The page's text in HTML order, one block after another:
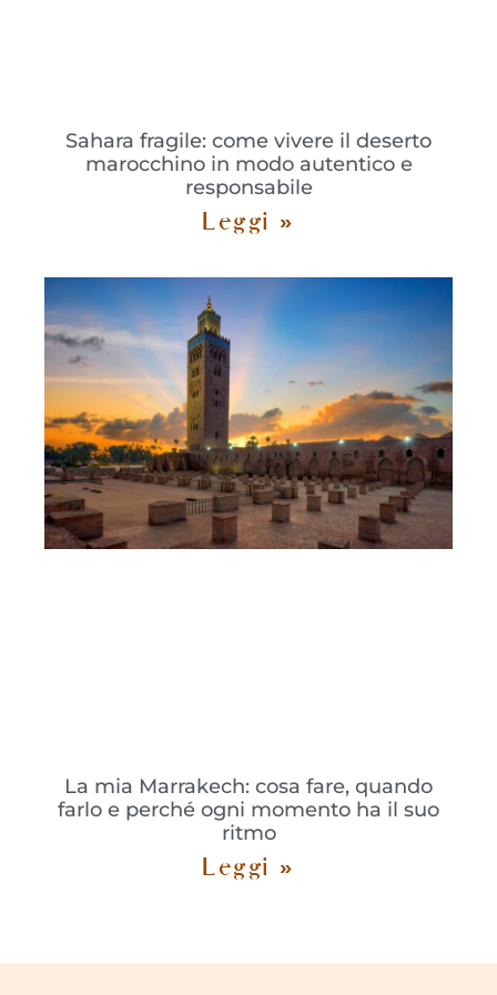
Sahara fragile: come vivere il deserto
marocchino in modo autentico e
responsabile
Leggi »
La mia Marrakech: cosa fare, quando
farlo e perché ogni momento ha il suo
ritmo
Leggi »